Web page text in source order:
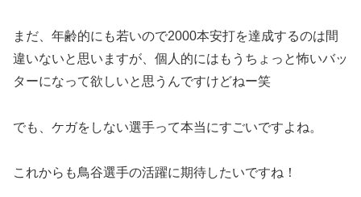
まだ、年齢的にも若いので2000本安打を達成するのは間
違いないと思いますが、個人的にはもうちょっと怖いバッ
ターになって欲しいと思うんですけどねー笑
でも、ケガをしない選手って本当にすごいですよね。
これからも鳥谷選手の活躍に期待したいですね！